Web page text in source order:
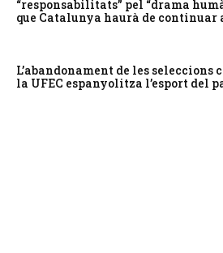
“responsabilitats” pel “drama
que Catalunya haurà de
L’abandonament de les seleccions
la UFEC espanyolitza l’esport del